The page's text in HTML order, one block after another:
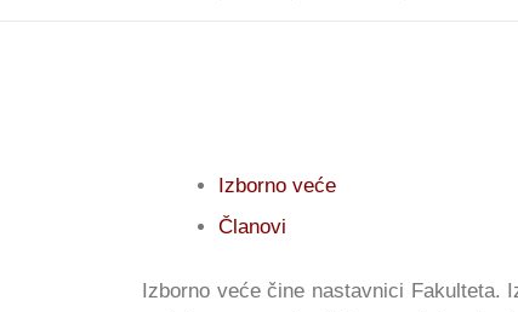
Izborno veće
Članovi
Izborno veće čine nastavnici Fakulteta.